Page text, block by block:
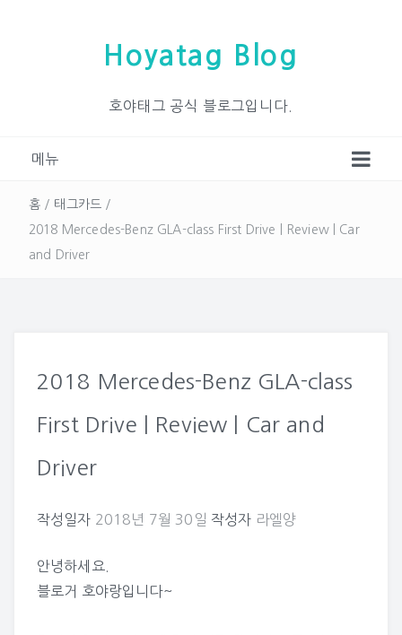
Hoyatag Blog
호야태그 공식 블로그입니다.
메뉴
홈 / 태그카드 /
2018 Mercedes-Benz GLA-class First Drive | Review | Car
and Driver
2018 Mercedes-Benz GLA-class
First Drive | Review | Car and
Driver
작성일자 2018년 7월 30일 작성자 라엘양
안녕하세요.
블로거 호야랑입니다~